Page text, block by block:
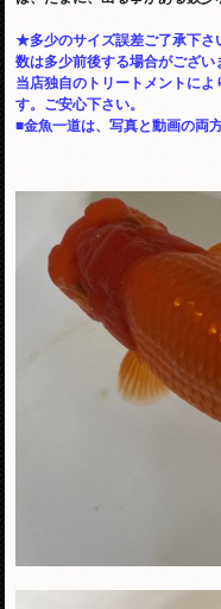
★多少のサイズ誤差ご了承下さ
数は多少前後する場合がござい
当店独自のトリートメントに
す。ご安心下さい。
■金魚一道は、写真と動画の両